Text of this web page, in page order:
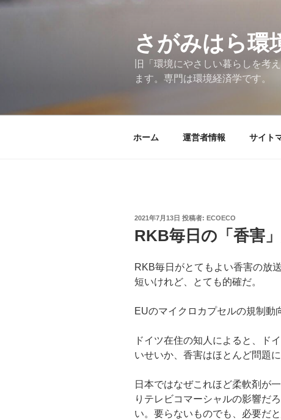
コ
さがみはら環
旧「環境にやさしい暮らしを考
ます。専門は環境経済学です。
ホーム 運営者情報 サイト
投
日:
2021年7月13日 投稿者: ECOECO
RKB毎日の「香害
RKB毎日がとてもよい香害の放
短いけれど、とても的確だ。
EUのマイクロカプセルの規制動
ドイツ在住の知人によると、ド
いせいか、香害はほとんど問題
日本ではなぜこれほど柔軟剤が
りテレビコマーシャルの影響だ
い。要らないものでも、必要だ